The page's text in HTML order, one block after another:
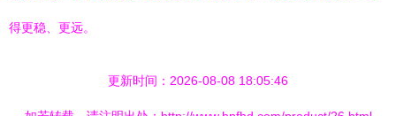
得更稳、更远。
更新时间：2026-08-08 18:05:46